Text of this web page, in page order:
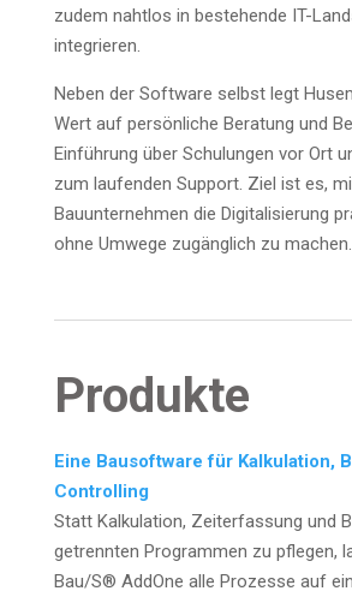
zudem naht­los in bestehen­de IT-
integrieren.
Neben der Soft­ware selbst legt
Wert auf per­sön­li­che Bera­tung und
Ein­füh­rung über Schu­lun­gen vor Ort
zum lau­fen­den Sup­port. Ziel ist es,
Bau­un­ter­neh­men die Digi­ta­li­sie­rung
ohne Umwe­ge zugäng­lich zu machen.
Pro­duk­te
Eine Bau­soft­ware für Kal­ku­la­ti­on,
Con­trol­ling
Statt Kal­ku­la­ti­on, Zeit­er­fas­sung und
getrenn­ten Pro­gram­men zu pfle­gen,
Bau/S® AddO­ne alle Pro­zes­se auf